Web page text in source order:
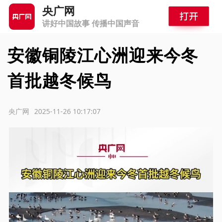
央广网
讲好中国故事 传播中国声音
安徽铜陵江心洲迎来今冬
首批越冬候鸟
2025-11-26 10:17:07
央广网